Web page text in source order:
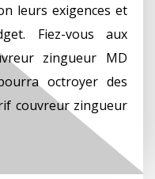
leurs exigences et
Fiez-vous aux
zingueur MD
octroyer des
couvreur zingueur